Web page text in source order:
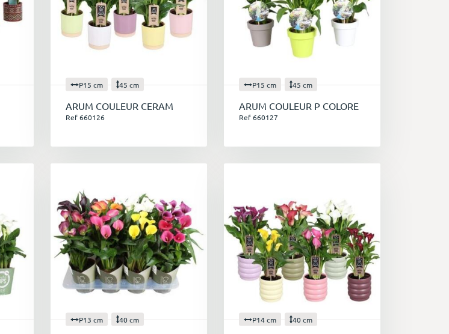
P15 cm 45 cm
ARUM COULEUR CERAM
Ref 660126
P15 cm 45 cm
ARUM COULEUR P COLORE
Ref 660127
P13 cm 40 cm P14 cm 40 cm